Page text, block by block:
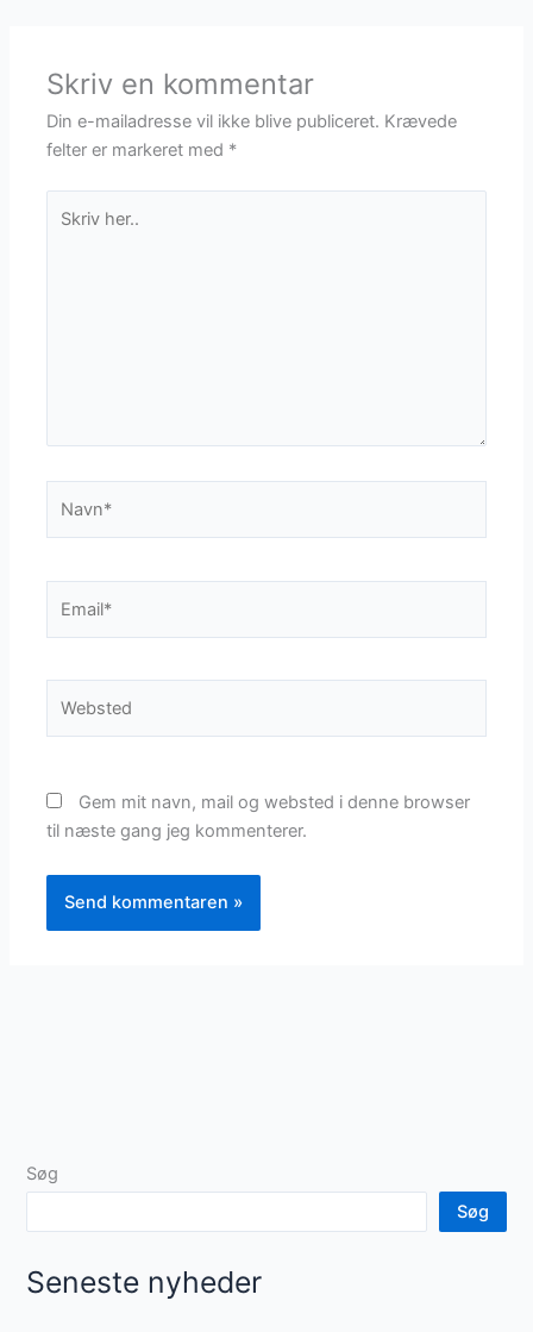
Skriv en kommentar
Din e-mailadresse vil ikke blive publiceret. Krævede
felter er markeret med *
her..
Gem mit navn, mail og websted i denne browser
til næste gang jeg kommenterer.
Søg
Søg
Seneste nyheder